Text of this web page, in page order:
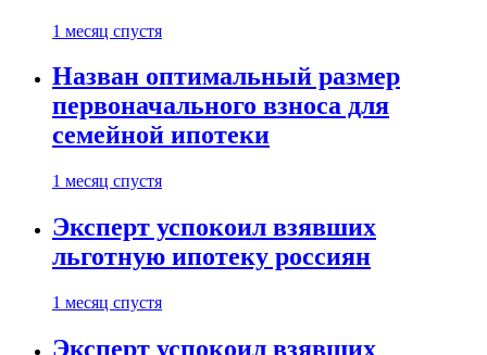
1 месяц спустя
Назван оптимальный размер
первоначального взноса для
семейной ипотеки
1 месяц спустя
Эксперт успокоил взявших
льготную ипотеку россиян
1 месяц спустя
Эксперт успокоил взявших